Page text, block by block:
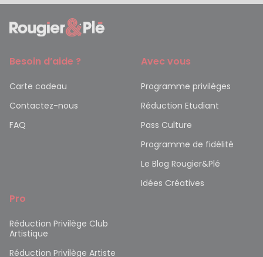
Besoin d’aide ?
Carte cadeau
Contactez-nous
FAQ
Avec vous
Programme privilèges
Réduction Etudiant
Pass Culture
Programme de fidélité
Le Blog Rougier&Plé
Idées Créatives
Pro
Réduction Privilège Club
Artistique
Réduction Privilège Artiste